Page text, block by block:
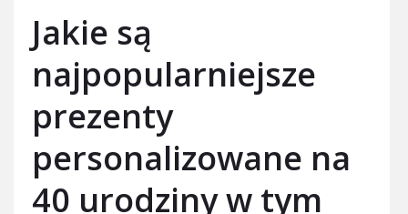
Jakie są
najpopularniejsze
prezenty
personalizowane na
40 urodziny w tym